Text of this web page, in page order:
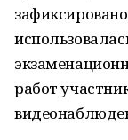
работ